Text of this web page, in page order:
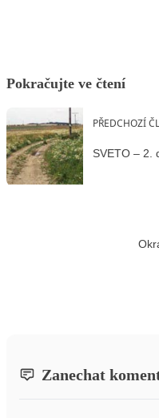
Pokračujte ve čtení
PŘEDCHOZÍ
SVETO – 2.
Zanechat